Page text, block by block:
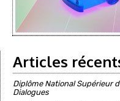
Articles
Diplôme National Supérieur
Dialogues